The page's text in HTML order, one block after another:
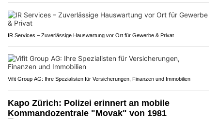
IR Services – Zuverlässige Hauswartung vor Ort für Gewerbe & Privat
Vifit Group AG: Ihre Spezialisten für Versicherungen, Finanzen und Immobilien
Kapo Zürich: Polizei erinnert an mobile
Kommandozentrale "Movak" von 1981